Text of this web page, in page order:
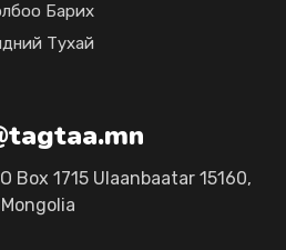
Барих
Тухай
Mongolia